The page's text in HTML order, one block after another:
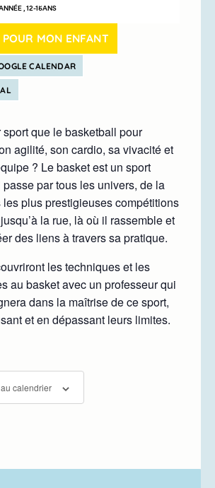
, 12-15ANS
POUR MON ENFANT
CALENDAR
que le basketball pour
agilité, son cardio, sa vivacité et
? Le basket est un sport
par tous les univers, de la
les plus prestigieuses compétitions
la rue, là où il rassemble et
des liens à travers sa pratique.
les techniques et les
au basket avec un professeur qui
dans la maîtrise de ce sport,
et en dépassant leurs limites.
calendrier